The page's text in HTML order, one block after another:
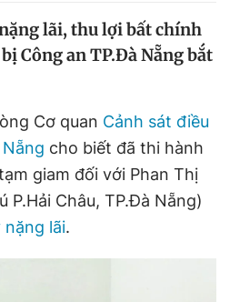
Magazine
Bạn cần biết
Liên hệ quảng cáo
lãi, thu lợi bất chính
Công an TP.Đà Nẵng bắt
Cơ quan Cảnh sát điều
cho biết đã thi hành
giam đối với Phan Thị
P.Hải Châu, TP.Đà Nẵng)
nặng lãi.